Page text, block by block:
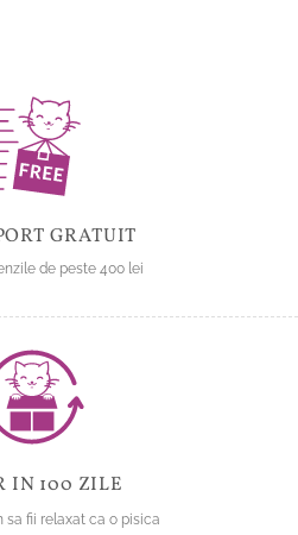
în
pagina
produsului.
GRATUIT
de peste 400 lei
IN 100 ZILE
sa fii relaxat ca o pisica